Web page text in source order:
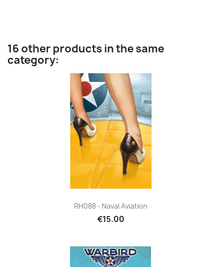
16 other products in the same
category:
RH088 - Naval Aviation
€15.00